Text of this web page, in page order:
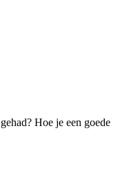
Hoe je een goede